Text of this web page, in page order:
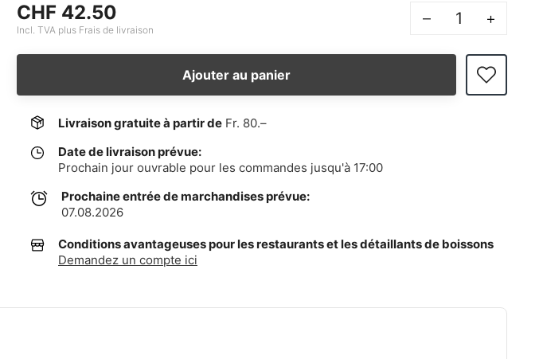
CHF 42.50
Incl. TVA plus Frais de livraison
– +
Ajouter au panier
Livraison gratuite à partir de Fr. 80.–
Date de livraison prévue:
Prochain jour ouvrable pour les commandes jusqu'à 17:00
Prochaine entrée de marchandises prévue:
07.08.2026
Conditions avantageuses pour les restaurants et les détaillants de boissons
Demandez un compte ici